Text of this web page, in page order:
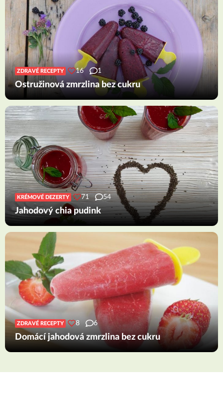
ZDRAVÉ RECEPTY 16 1
Ostružinová zmrzlina bez cukru
KRÉMOVÉ DEZERTY 71 54
Jahodový chia pudink
ZDRAVÉ RECEPTY 8 6
Domácí jahodová zmrzlina bez cukru